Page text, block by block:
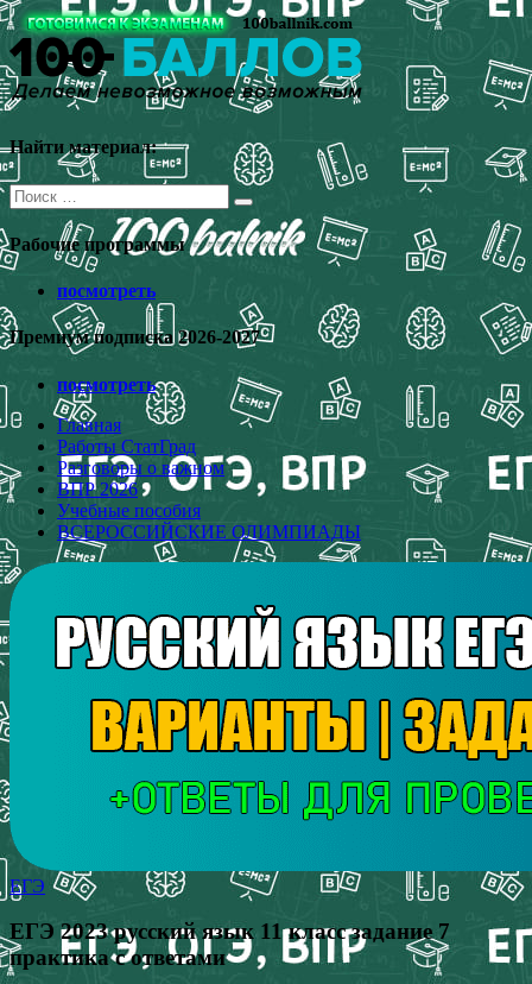
Перейти
к
содержимому
Найти материал:
Поиск
для:
Рабочие программы
посмотреть
Премиум подписка 2026-2027
посмотреть
Главная
Работы СтатГрад
Разговоры о важном
ВПР 2026
Учебные пособия
ВСЕРОССИЙСКИЕ ОЛИМПИАДЫ
ЕГЭ
ЕГЭ 2023 русский язык 11 класс задание 7
практика с ответами